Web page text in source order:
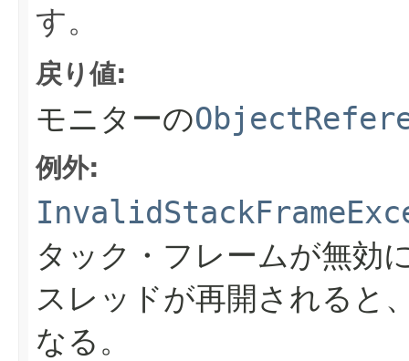
す。
戻り値:
モニターの
例外:
タック・フレームが無効
スレッドが再開されると
なる。